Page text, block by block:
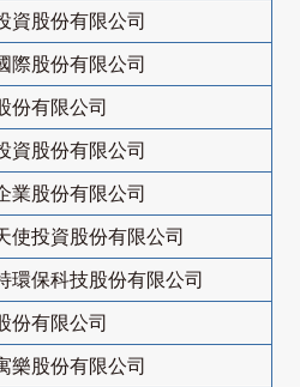
資股份有限公司
際股份有限公司
份有限公司
資股份有限公司
業股份有限公司
使投資股份有限公司
環保科技股份有限公司
份有限公司
樂股份有限公司